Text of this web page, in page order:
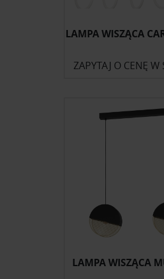
LAMPA WISZĄCA
ZAPYTAJ O CENĘ W
LAMPA WISZĄCA